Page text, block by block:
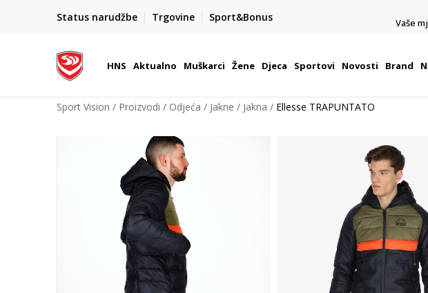
Status narudžbe Trgovine Sport&Bonus
BOX NOW
Dostava 1,50 €| Više od 800 paketomata u Hrvatskoj
Vaše mjesto za timske
HNS Aktualno Muškarci Žene Djeca Sportovi Novosti Brand
Sport Vision Proizvodi Odjeća Jakne Jakna Ellesse TRAPUNTATO